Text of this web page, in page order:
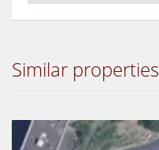
Similar properties